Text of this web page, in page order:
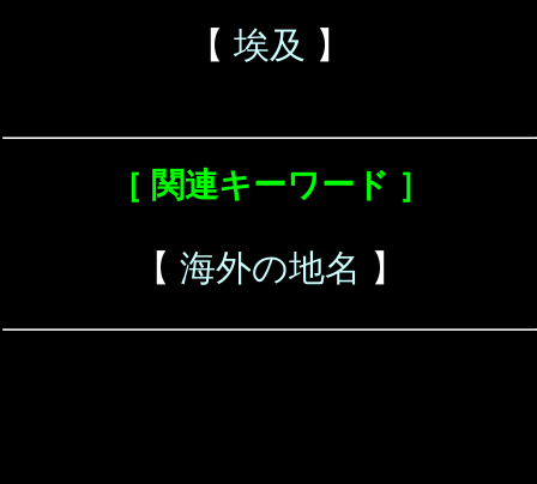
【 埃及 】
［ 関連キーワード ］
【 海外の地名 】